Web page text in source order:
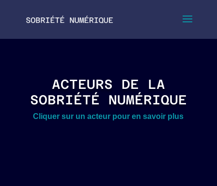
ACTEURS DE LA
SOBRIÉTÉ NUMÉRIQUE
Cliquer sur un acteur pour en savoir plus